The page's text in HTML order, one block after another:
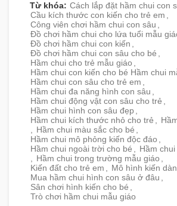
Từ khóa: Cách lắp đặt hầm chui con
Cầu kích thước con kiến cho trẻ em
Công viên chơi hầm chui con sâu
Đồ chơi hầm chui cho lứa tuổi mẫu
Đồ chơi hầm chui con kiến
Đồ chơi hầm chui con sâu cho bé
Hầm chui cho trẻ mẫu giáo
Hầm chui con kiến cho bé Hầm chui
Hầm chui con sâu cho trẻ em
Hầm chui đa năng hình con sâu
Hầm chui động vật con sâu cho trẻ
Hầm chui hình con sâu đẹp
Hầm chui kích thước nhỏ cho trẻ
Hầm chui màu sắc cho bé
Hầm chui mô phỏng kiến độc đáo
Hầm chui ngoài trời cho bé
Hầm
Hầm chui trong trường mẫu giáo
Kiến đất cho trẻ em
Mô hình kiến
Mua hầm chui hình con sâu ở đâu
Sân chơi hình kiến cho bé
Trò chơi hầm chui mẫu giáo